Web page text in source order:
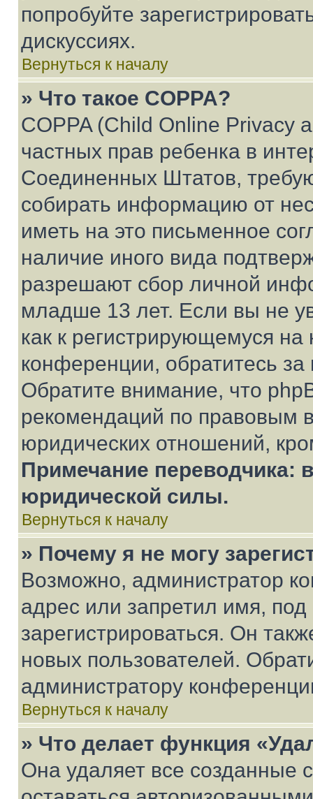
попробуйте
дискуссиях.
Вернуться к началу
» Что такое COPPA?
COPPA (Child Online Privacy
частных прав ребенка в
Соединенных Штатов,
собирать информацию от
иметь на это письменное
наличие иного вида
разрешают сбор личной
младше 13 лет. Если вы не
как к регистрирующемуся
конференции, обратитесь
Обратите внимание, что
рекомендаций по правовым
юридических отношений,
Примечание переводчика:
юридической силы.
Вернуться к началу
» Почему я не могу
Возможно, администратор
адрес или запретил имя,
зарегистрироваться. Он
новых пользователей.
администратору
Вернуться к началу
» Что делает функция
Она удаляет все созданные